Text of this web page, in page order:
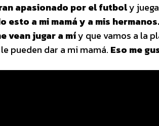
apasionado por el futboly
esto a mi mamá y a mis hermanos.
vean jugar a míy que vamos a la
pueden dar a mi mamá. Eso me